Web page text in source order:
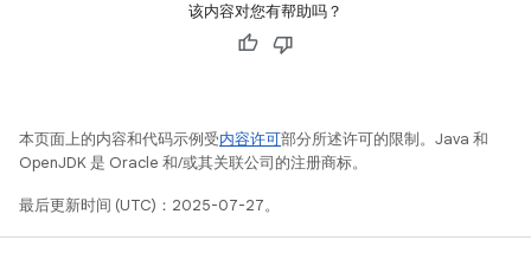
该内容对您有帮助吗？
本页面上的内容和代码示例受内容许可部分所述许可的限制。Java 和
OpenJDK 是 Oracle 和/或其关联公司的注册商标。
最后更新时间 (UTC)：2025-07-27。